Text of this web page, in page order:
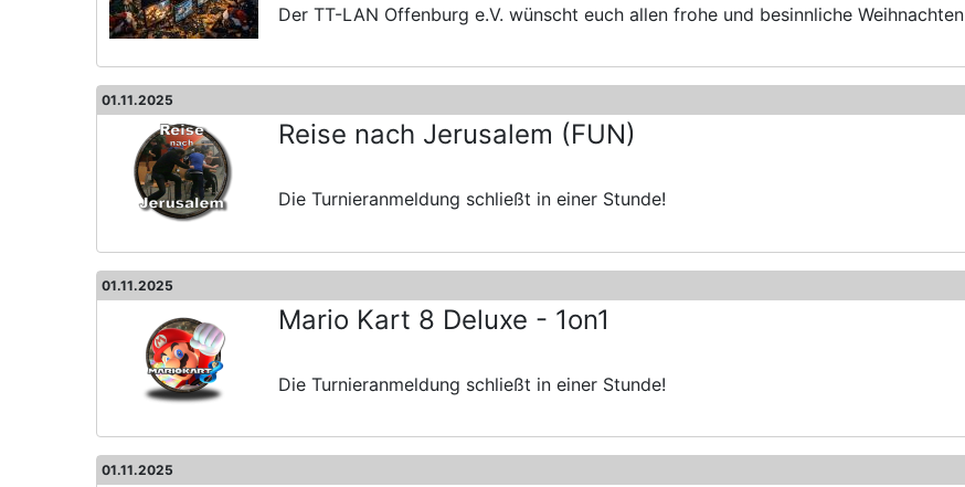
Der TT-LAN Offenburg e.V. wünscht euch allen frohe und besinnliche Weihnachten
01.11.2025
Reise nach Jerusalem (FUN)
Die Turnieranmeldung schließt in einer Stunde!
01.11.2025
Mario Kart 8 Deluxe - 1on1
Die Turnieranmeldung schließt in einer Stunde!
01.11.2025